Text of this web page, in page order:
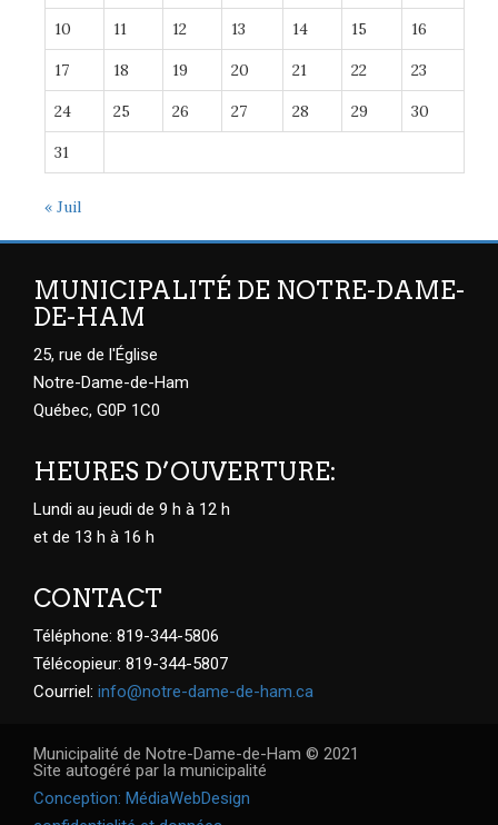
10 11 12 13 14 15 16
17 18 19 20 21 22 23
24 25 26 27 28 29 30
31
« Juil
MUNICIPALITÉ DE NOTRE-DAME-
DE-HAM
25, rue de l'Église
Notre-Dame-de-Ham
Québec, G0P 1C0
HEURES D’OUVERTURE:
Lundi au jeudi de 9 h à 12 h
et de 13 h à 16 h
CONTACT
Téléphone: 819-344-5806
Télécopieur: 819-344-5807
Courriel: info@notre-dame-de-ham.ca
Municipalité de Notre-Dame-de-Ham © 2021
Site autogéré par la municipalité
Conception: MédiaWebDesign